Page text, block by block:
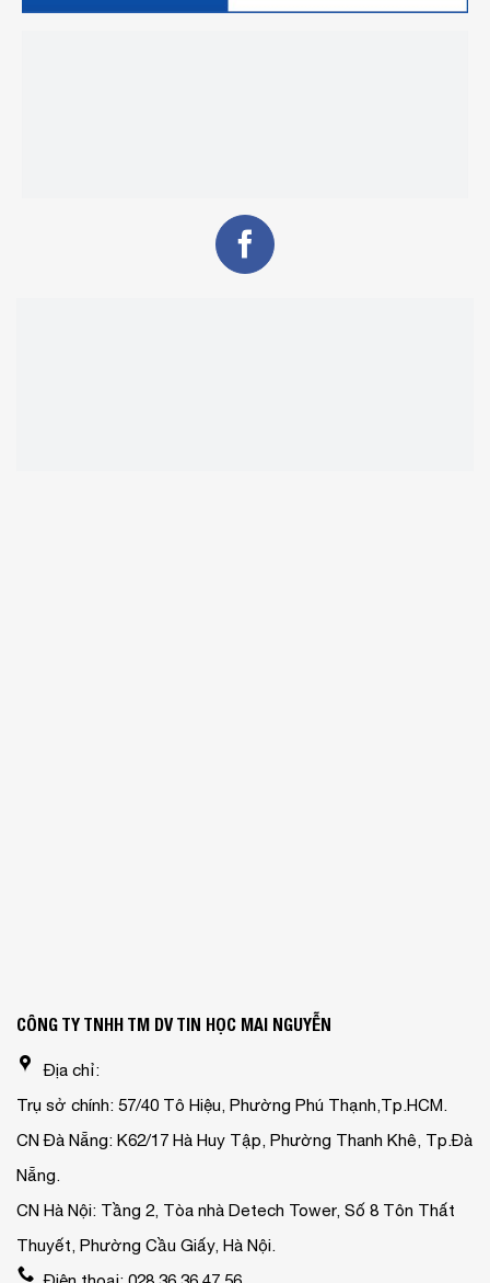
CÔNG TY TNHH TM DV TIN HỌC MAI NGUYỄN
Địa chỉ:
Trụ sở chính: 57/40 Tô Hiệu, Phường Phú Thạnh,Tp.HCM.
CN Đà Nẵng: K62/17 Hà Huy Tập, Phường Thanh Khê, Tp.Đà
Nẵng.
CN Hà Nội: Tầng 2, Tòa nhà Detech Tower, Số 8 Tôn Thất
Thuyết, Phường Cầu Giấy, Hà Nội.